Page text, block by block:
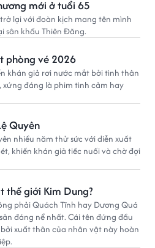
mới ở tuổi 65
lại với đoàn kịch mang tên mình
sân khấu Thiên Đăng.
phòng vé 2026
khán giả rơi nước mắt bởi tình thân
đáng là phim tình cảm hay
Quyên
nhiều năm thử sức với diễn xuất
khiến khán giả tiếc nuối và chờ đợi
thế giới Kim Dung?
phải Quách Tĩnh hay Dương Quá
đáng nể nhất. Cái tên đứng đầu
xuất thân của nhân vật này hoàn